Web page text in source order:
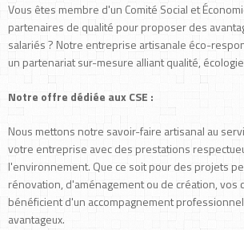
Vous êtes membre d'un Comité Social et
partenaires de qualité pour proposer des
salariés ? Notre entreprise artisanale éco-
un partenariat sur-mesure alliant qualité,
Notre offre dédiée aux CSE :
Nous mettons notre savoir-faire artisanal au
votre entreprise avec des prestations
l'environnement. Que ce soit pour des projets
rénovation, d'aménagement ou de création, vos
bénéficient d'un accompagnement
avantageux.